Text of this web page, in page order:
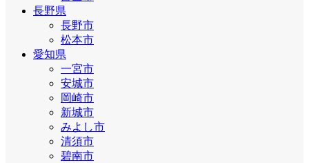
長野県
長野市
松本市
愛知県
一宮市
安城市
岡崎市
新城市
みよし市
清須市
碧南市